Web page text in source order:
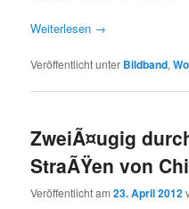
Weiterlesen →
Veröffentlicht unter Bildband,
ZweiÃ¤ugig
StraÃŸen von
Veröffentlicht am23. April 2012